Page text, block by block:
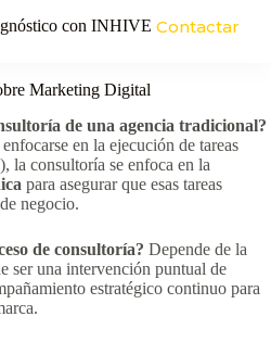
con INHIVE Contactar
Marketing Digital
de una agencia tradicional?
en la ejecución de tareas
la consultoría se enfoca en la
para asegurar que esas tareas
negocio.
de consultoría? Depende de la
ser una intervención puntual de
estratégico continuo para